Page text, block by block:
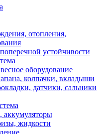
отопления,
устойчивости
оборудование
колпачки, вкладыши
датчики, сальники
жидкости